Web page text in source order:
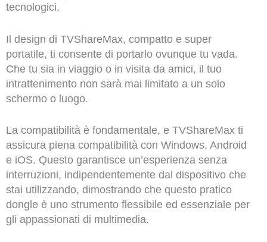
tecnologici.
Il design di TVShareMax, compatto e super
portatile, ti consente di portarlo ovunque tu vada.
Che tu sia in viaggio o in visita da amici, il tuo
intrattenimento non sarà mai limitato a un solo
schermo o luogo.
La compatibilità è fondamentale, e TVShareMax ti
assicura piena compatibilità con Windows, Android
e iOS. Questo garantisce un’esperienza senza
interruzioni, indipendentemente dal dispositivo che
stai utilizzando, dimostrando che questo pratico
dongle è uno strumento flessibile ed essenziale per
gli appassionati di multimedia.